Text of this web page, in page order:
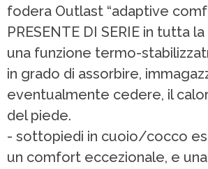
fodera Outlast “adaptive
PRESENTE DI SERIE in tutta
una funzione termo-
in grado di assorbire,
eventualmente cedere, il
del piede.
- sottopiedi in cuoio/cocco
un comfort eccezionale, e